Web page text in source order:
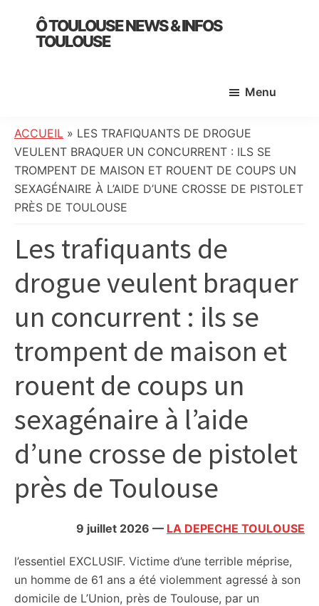
primary
Ô TOULOUSE NEWS & INFOS
TOULOUSE
:
info
locale,
société,
culture,
météo,
faits
divers
initiatives
Menu
ACCUEIL » LES TRAFIQUANTS DE DROGUE
VEULENT BRAQUER UN CONCURRENT : ILS SE
TROMPENT DE MAISON ET ROUENT DE COUPS UN
SEXAGÉNAIRE À L’AIDE D’UNE CROSSE DE PISTOLET
PRÈS DE TOULOUSE
Les trafiquants de
drogue veulent braquer
un concurrent : ils se
trompent de maison et
rouent de coups un
sexagénaire à l’aide
d’une crosse de pistolet
près de Toulouse
9 juillet 2026 — LA DEPECHE TOULOUSE
l’essentiel EXCLUSIF. Victime d’une terrible méprise,
un homme de 61 ans a été violemment agressé à son
domicile de L’Union, près de Toulouse, par un